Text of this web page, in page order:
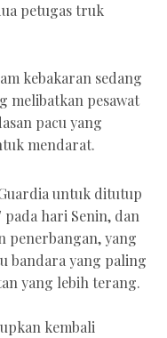
petugas truk
kebakaran sedang
melibatkan pesawat
pacu yang
mendarat.
untuk ditutup
hari Senin, dan
penerbangan, yang
bandara yang paling
yang lebih terang.
kembali